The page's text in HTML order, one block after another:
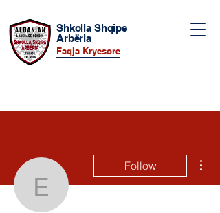
Shkolla Shqipe
Arbëria
Faqja Kryesore
erla18teli
Follow